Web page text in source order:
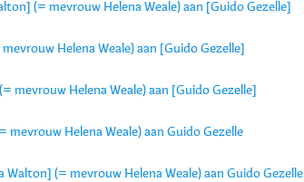
(= mevrouw Helena Weale) aan [Guido Gezelle]
Helena Weale) aan [Guido Gezelle]
mevrouw Helena Weale) aan [Guido Gezelle]
mevrouw Helena Weale) aan Guido Gezelle
Walton] (= mevrouw Helena Weale) aan Guido Gezelle